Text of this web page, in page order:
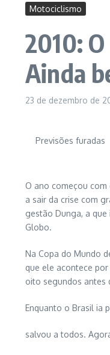
Motociclismo
2010:
Ainda
23 de dezembro de
Previsões furadas
O ano começou
a sair da crise com
gestão Dunga, a
Globo.
Na Copa do Mundo
que ele acontece
oito segundos antes
Enquanto o Brasil ia
salvou a todos.